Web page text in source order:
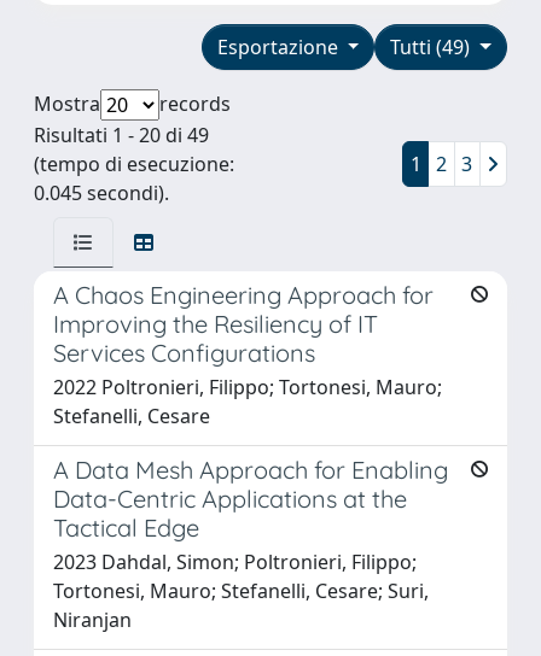
Tutti (49)
Esportazione
Mostra
records
Risultati 1 - 20 di 49
(tempo di esecuzione:
0.045 secondi).
1 2 3
A Chaos Engineering Approach for
Improving the Resiliency of IT
Services Configurations
2022 Poltronieri, Filippo; Tortonesi, Mauro;
Stefanelli, Cesare
A Data Mesh Approach for Enabling
Data-Centric Applications at the
Tactical Edge
2023 Dahdal, Simon; Poltronieri, Filippo;
Tortonesi, Mauro; Stefanelli, Cesare; Suri,
Niranjan